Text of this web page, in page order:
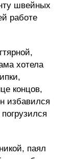
швейных
работе
хотела
концов,
избавился
паял